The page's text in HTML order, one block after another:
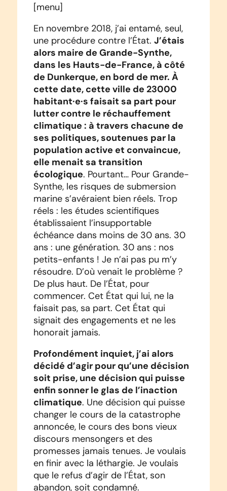
[menu]
En novembre 2018, j’ai entamé, seul,
une procédure contre l’État. J’étais
alors maire de Grande-Synthe,
dans les Hauts-de-France, à côté
de Dunkerque, en bord de mer. À
cette date, cette ville de 23000
habitant·e·s faisait sa part pour
lutter contre le réchauffement
climatique : à travers chacune de
ses politiques, soutenues par la
population active et convaincue,
elle menait sa transition
écologique. Pourtant… Pour Grande-
Synthe, les risques de submersion
marine s’avéraient bien réels. Trop
réels : les études scientifiques
établissaient l’insupportable
échéance dans moins de 30 ans. 30
ans : une génération. 30 ans : nos
petits-enfants ! Je n’ai pas pu m’y
résoudre. D’où venait le problème ?
De plus haut. De l’État, pour
commencer. Cet État qui lui, ne la
faisait pas, sa part. Cet État qui
signait des engagements et ne les
honorait jamais.
Profondément inquiet, j’ai alors
décidé d’agir pour qu’une décision
soit prise, une décision qui puisse
enfin sonner le glas de l’inaction
climatique. Une décision qui puisse
changer le cours de la catastrophe
annoncée, le cours des bons vieux
discours mensongers et des
promesses jamais tenues. Je voulais
en finir avec la léthargie. Je voulais
que le refus d’agir de l’État, son
abandon, soit condamné.